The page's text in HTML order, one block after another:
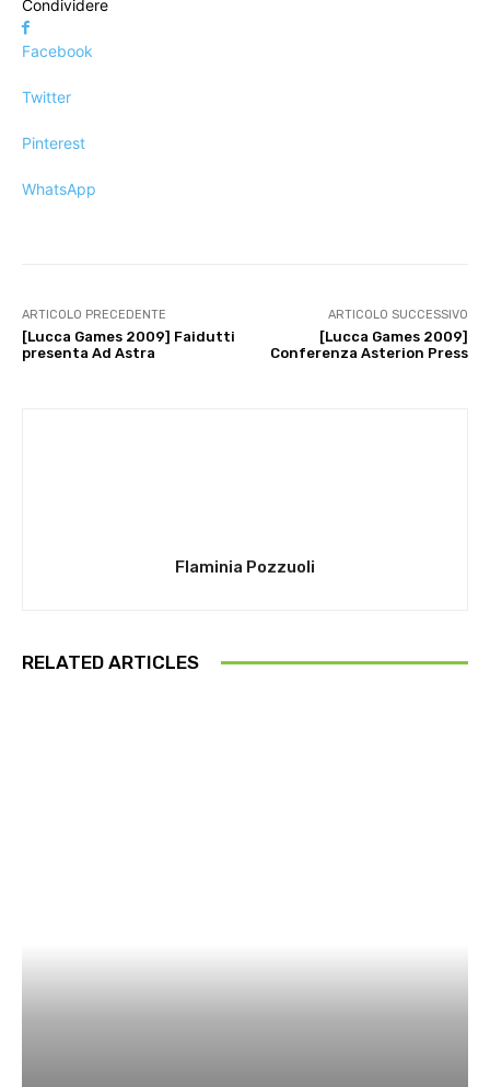
Condividere
Facebook
Twitter
Pinterest
WhatsApp
ARTICOLO PRECEDENTE
[Lucca Games 2009] Faidutti
presenta Ad Astra
ARTICOLO SUCCESSIVO
[Lucca Games 2009]
Conferenza Asterion Press
Flaminia Pozzuoli
RELATED ARTICLES